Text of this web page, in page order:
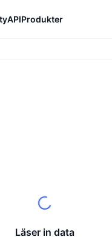
APIProdukter
Läser in data